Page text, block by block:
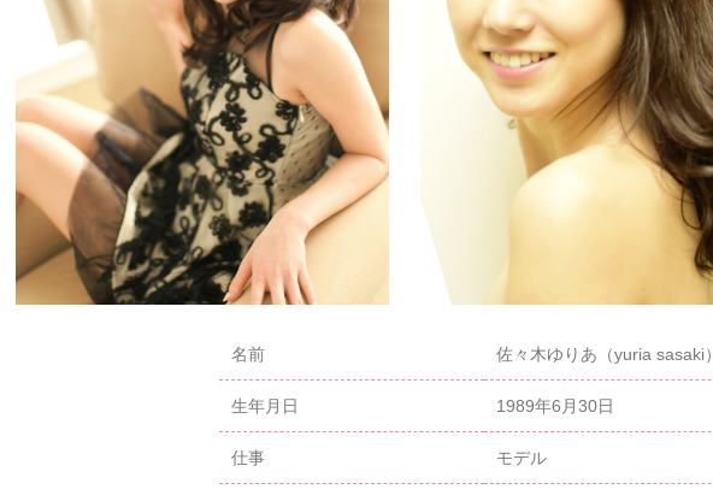
名前 佐々木ゆりあ（yuria sasaki）
生年月日 1989年6月30日
仕事 モデル